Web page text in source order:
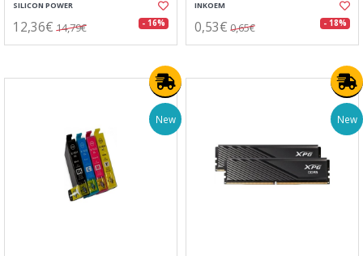
SILICON POWER
12,36€ 14,79€ - 16%
INKOEM
0,53€ 0,65€ - 18%
New New